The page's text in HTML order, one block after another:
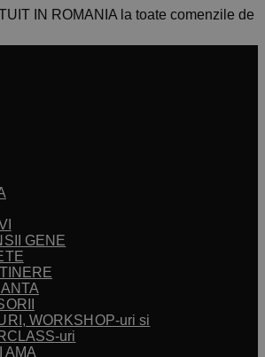
IN ROMANIA la toate comenzile de
GENE
WORKSHOP-uri si
uri
AMA